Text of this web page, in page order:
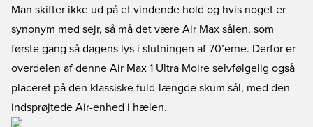
Man skifter ikke ud på et vindende hold og hvis noget er
synonym med sejr, så må det være Air Max sålen, som
første gang så dagens lys i slutningen af 70’erne. Derfor er
overdelen af denne Air Max 1 Ultra Moire selvfølgelig også
placeret på den klassiske fuld-længde skum sål, med den
indsprøjtede Air-enhed i hælen.